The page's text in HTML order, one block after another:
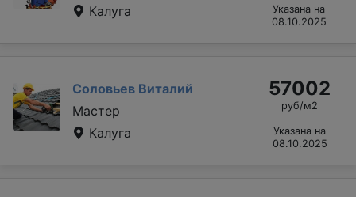
Калуга
Указана на
08.10.2025
Соловьев Виталий
Мастер
Калуга
57002
руб/м2
Указана на
08.10.2025